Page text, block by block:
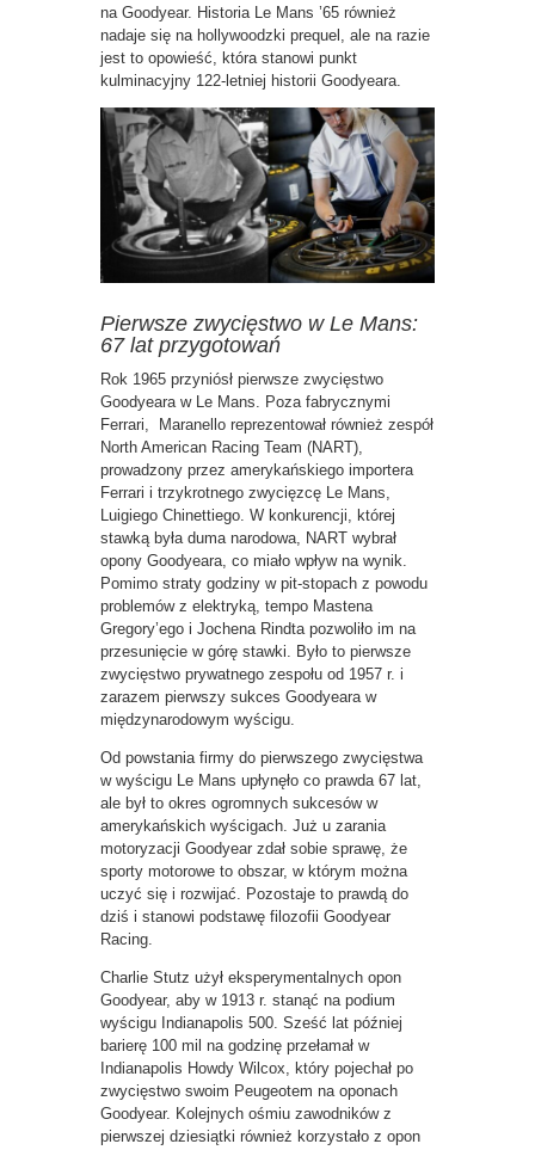
na Goodyear. Historia Le Mans ’65 również
nadaje się na hollywoodzki prequel, ale na razie
jest to opowieść, która stanowi punkt
kulminacyjny 122-letniej historii Goodyeara.
Pierwsze zwycięstwo w Le Mans:
67 lat przygotowań
Rok 1965 przyniósł pierwsze zwycięstwo
Goodyeara w Le Mans. Poza fabrycznymi
Ferrari, Maranello reprezentował również zespół
North American Racing Team (NART),
prowadzony przez amerykańskiego importera
Ferrari i trzykrotnego zwycięzcę Le Mans,
Luigiego Chinettiego. W konkurencji, której
stawką była duma narodowa, NART wybrał
opony Goodyeara, co miało wpływ na wynik.
Pomimo straty godziny w pit-stopach z powodu
problemów z elektryką, tempo Mastena
Gregory’ego i Jochena Rindta pozwoliło im na
przesunięcie w górę stawki. Było to pierwsze
zwycięstwo prywatnego zespołu od 1957 r. i
zarazem pierwszy sukces Goodyeara w
międzynarodowym wyścigu.
Od powstania firmy do pierwszego zwycięstwa
w wyścigu Le Mans upłynęło co prawda 67 lat,
ale był to okres ogromnych sukcesów w
amerykańskich wyścigach. Już u zarania
motoryzacji Goodyear zdał sobie sprawę, że
sporty motorowe to obszar, w którym można
uczyć się i rozwijać. Pozostaje to prawdą do
dziś i stanowi podstawę filozofii Goodyear
Racing.
Charlie Stutz użył eksperymentalnych opon
Goodyear, aby w 1913 r. stanąć na podium
wyścigu Indianapolis 500. Sześć lat później
barierę 100 mil na godzinę przełamał w
Indianapolis Howdy Wilcox, który pojechał po
zwycięstwo swoim Peugeotem na oponach
Goodyear. Kolejnych ośmiu zawodników z
pierwszej dziesiątki również korzystało z opon